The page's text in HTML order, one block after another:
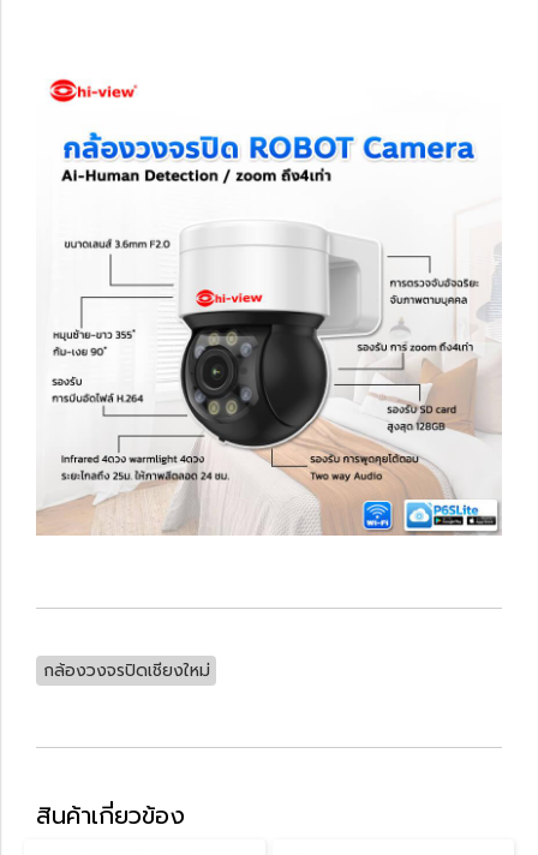
กล้องวงจรปิดเชียงใหม่
สินค้าเกี่ยวข้อง